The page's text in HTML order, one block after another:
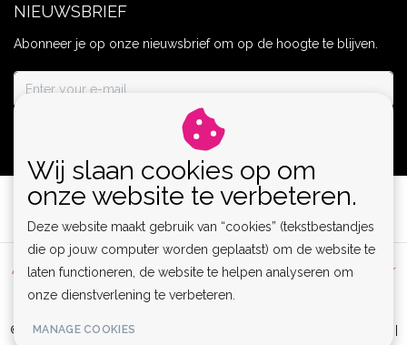
NIEUWSBRIEF
Abonneer je op onze nieuwsbrief om op de hoogte te blijven.
Algemene voorwaarden | Privacy Policy | Sitemap |
Disclaimer
RSS Feed
© Copyright 2026 - Lamor | Clubwear, Lingerie & Kinky Fashion XS-6XL |
Wij slaan cookies op om
onze website te verbeteren.
Deze website maakt gebruik van “cookies” (tekstbestandjes
die op jouw computer worden geplaatst) om de website te
laten functioneren, de website te helpen analyseren om
onze dienstverlening te verbeteren.
MANAGE COOKIES